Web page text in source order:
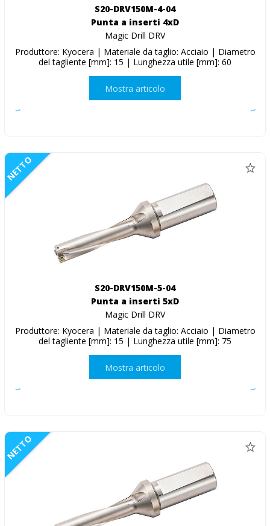
S20-DRV150M-4-04
Punta a inserti 4xD
Magic Drill DRV
Produttore: Kyocera | Materiale da taglio: Acciaio | Diametro
del tagliente [mm]: 15 | Lunghezza utile [mm]: 60
Mostra articolo
NETTO
S20-DRV150M-5-04
Punta a inserti 5xD
Magic Drill DRV
Produttore: Kyocera | Materiale da taglio: Acciaio | Diametro
del tagliente [mm]: 15 | Lunghezza utile [mm]: 75
Mostra articolo
NETTO